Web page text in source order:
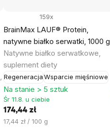
BrainMax LAUF® Protein,
natywne białko serwatki, 1000 g
Natywne białko serwatkowe,
suplement diety
RegeneracjaWsparcie mięśniowe
159x
Na stanie > 5 sztuk
Śr 11.8. u ciebie
174,44 zł
Cena
17,44 zł / 100 g